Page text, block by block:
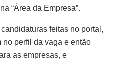
“Área da Empresa”.
feitas no portal,
perfil da vaga e então
as empresas, e